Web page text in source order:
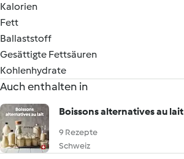
Kalorien
Fett
Ballaststoff
Gesättigte Fettsäuren
Kohlenhydrate
Auch enthalten in
Boissons alternatives au lait
9 Rezepte
Schweiz